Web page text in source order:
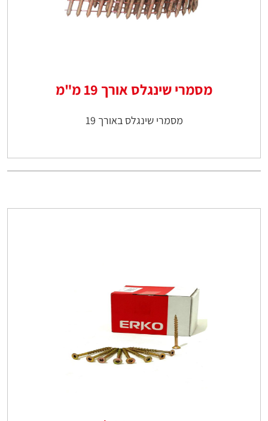
מסמרי שינגלס אורך 19 מ"מ
מסמרי שינגלס באורך 19